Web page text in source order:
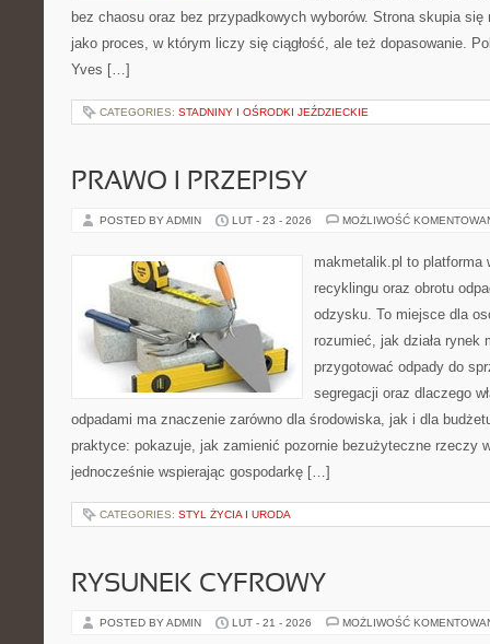
bez chaosu oraz bez przypadkowych wyborów. Strona skupia się
jako proces, w którym liczy się ciągłość, ale też dopasowanie.
Yves […]
CATEGORIES: STADNINY I OŚRODKI JEŹDZIECKIE
PRAWO I PRZEPISY
POSTED BY ADMIN LUT - 23 - 2026 MOŻLIWOŚĆ
makmetalik.pl to platforma
recyklingu oraz obrotu
odzysku. To miejsce dla
rozumieć, jak działa rynek
przygotować odpady do
segregacji oraz dlaczego
odpadami ma znaczenie zarówno dla środowiska, jak i dla
praktyce: pokazuje, jak zamienić pozornie bezużyteczne rzeczy
jednocześnie wspierając gospodarkę […]
CATEGORIES: STYL ŻYCIA I URODA
RYSUNEK CYFROWY
POSTED BY ADMIN LUT - 21 - 2026 MOŻLIWOŚĆ